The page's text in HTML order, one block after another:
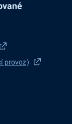
provoz)